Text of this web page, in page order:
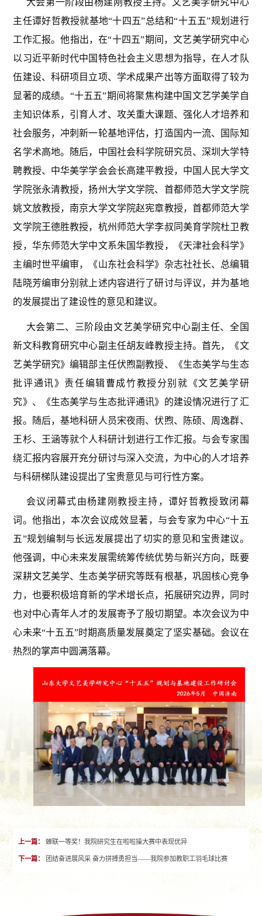
大会第一阶段由杨建刚教授主持。文艺美学研究中心
主任谭好哲教授就基地“十四五”总结和“十五五”规划进行
工作汇报。他指出，在“十四五”期间，文艺美学研究中心
以习近平新时代中国特色社会主义思想为指导，在人才队
伍建设、科研项目立项、学术成果产出等方面取得了较为
显著的成绩。“十五五”期间将聚焦构建中国文艺学美学自
主知识体系，引育人才、攻关重大课题、强化人才培养和
社会服务，冲刺新一轮基地评估，打造国内一流、国际知
名学术高地。随后，中国社会科学院研究员、深圳大学特
聘教授、中华美学学会会长高建平教授，中国人民大学文
学院张永清教授，扬州大学文学院、首都师范大学文学院
姚文放教授，南京大学文学院赵宪章教授，首都师范大学
文学院王德胜教授，杭州师范大学李叔同美育学院杜卫教
授，华东师范大学中文系朱国华教授，《天津社会科学》
主编时世平编审，《山东社会科学》杂志社社长、总编辑
陆晓芳编审分别就上述内容进行了研讨与评议，并为基地
的发展提出了建设性的意见和建议。
大会第二、三阶段由文艺美学研究中心副主任、全国
新文科教育研究中心副主任胡友峰教授主持。首先，《文
艺美学研究》编辑部主任伏煦副教授、《生态美学与生态
批评通讯》责任编辑曹成竹教授分别就《文艺美学研
究》、《生态美学与生态批评通讯》的建设情况进行了汇
报。随后，基地科研人员宋夜雨、伏煦、陈硕、周逸群、
王杉、王涵等就个人科研计划进行工作汇报。与会专家围
绕汇报内容展开充分研讨与深入交流，为中心的人才培养
与科研梯队建设提出了宝贵意见与可行性方案。
会议闭幕式由杨建刚教授主持，谭好哲教授致闭幕
词。他指出，本次会议成效显著，与会专家为中心“十五
五”规划编制与长远发展提出了切实的意见和宝贵建议。
他强调，中心未来发展需统筹传统优势与新兴方向，既要
深耕文艺美学、生态美学研究等既有根基，巩固核心竞争
力，也要积极培育新的学术增长点，拓展研究边界，同时
也对中心青年人才的发展寄予了殷切期望。本次会议为中
心未来“十五五”时期高质量发展奠定了坚实基础。会议在
热烈的掌声中圆满落幕。
上一篇： 蝉联一等奖！我院研究生在啦啦操大赛中表现优异
下一篇： 团结奋进展风采 奋力拼搏勇担当——我院参加教职工羽毛球比赛